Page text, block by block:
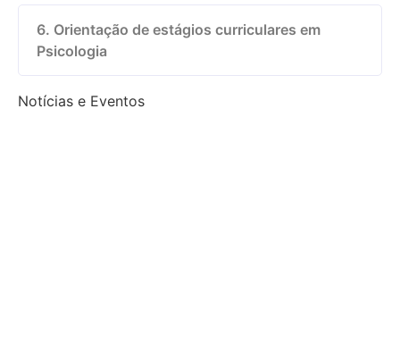
6. Orientação de estágios curriculares em
Psicologia
Notícias e Eventos